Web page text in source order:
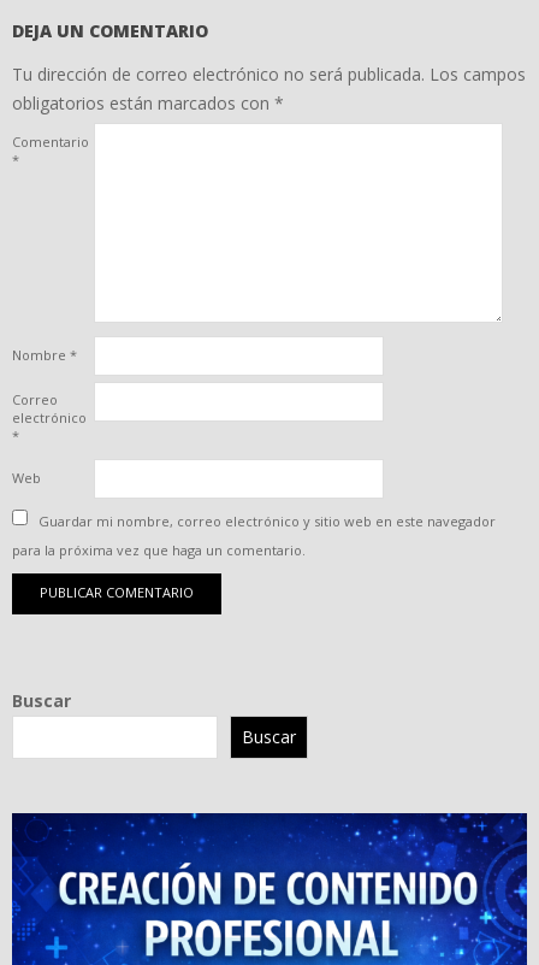
DEJA UN COMENTARIO
Tu dirección de correo electrónico no será publicada. Los campos
obligatorios están marcados con *
Comentario
*
Nombre *
Correo
electrónico
*
Web
Guardar mi nombre, correo electrónico y sitio web en este navegador
para la próxima vez que haga un comentario.
Buscar
Buscar